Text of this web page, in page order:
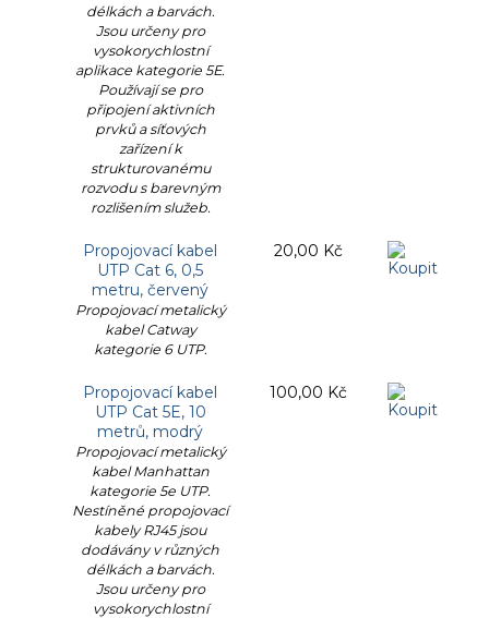
délkách a barvách.
Jsou určeny pro
vysokorychlostní
aplikace kategorie 5E.
Používají se pro
připojení aktivních
prvků a síťových
zařízení k
strukturovanému
rozvodu s barevným
rozlišením služeb.
Propojovací kabel
UTP Cat 6, 0,5
metru, červený
Propojovací metalický
kabel Catway
kategorie 6 UTP.
20,00 Kč
Propojovací kabel
UTP Cat 5E, 10
metrů, modrý
Propojovací metalický
kabel Manhattan
kategorie 5e UTP.
Nestíněné propojovací
kabely RJ45 jsou
dodávány v různých
délkách a barvách.
Jsou určeny pro
vysokorychlostní
100,00 Kč